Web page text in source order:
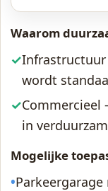
Waarom
✓Infrastructuur
wordt
✓Commercieel
in
Mogelijke
•